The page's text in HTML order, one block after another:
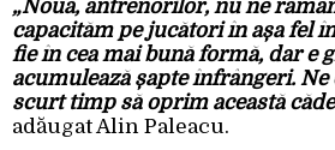
„Nouă, antrenorilor, nu ne
capacităm pe jucători în așa fel
fie în cea mai bună formă, dar e
acumulează șapte înfrângeri.
scurt timp să oprim această
adăugat Alin Paleacu.